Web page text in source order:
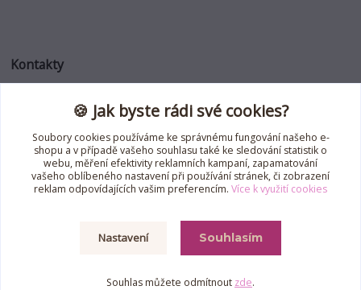
Kontakty
Jana Roselli
+420 739 353 708
(Po-Pá, 8-18 hod.)
jana.roselli@gmail.com
🍪 Jak byste rádi své cookies?
Soubory cookies používáme ke správnému fungování našeho e-
shopu a v případě vašeho souhlasu také ke sledování statistik o
webu, měření efektivity reklamních kampaní, zapamatování
vašeho oblíbeného nastavení při používání stránek, či zobrazení
reklam odpovídajících vašim preferencím. Více k využití cookies
Nastavení Souhlasím
Souhlas můžete odmítnout zde.